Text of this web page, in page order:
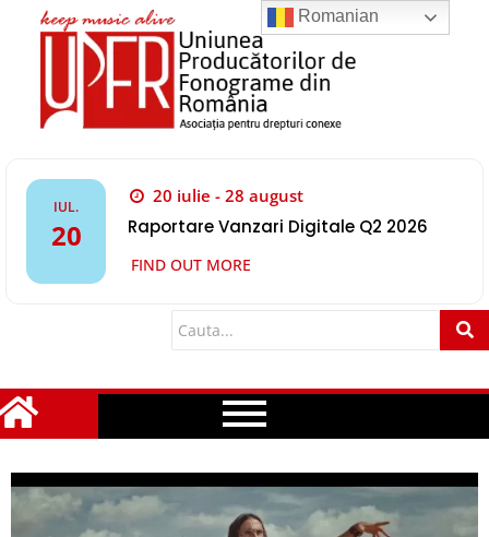
IUL.
20
20 iulie - 28 august
Raportare Vanzari Digitale Q2 2026
FIND OUT MORE
Romanian